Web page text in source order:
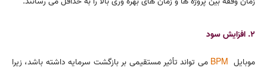
2. افزایش سود
موبایل BPM می تواند تأثیر مستقیمی بر بازگشت سرمایه داشته باشد، زیرا